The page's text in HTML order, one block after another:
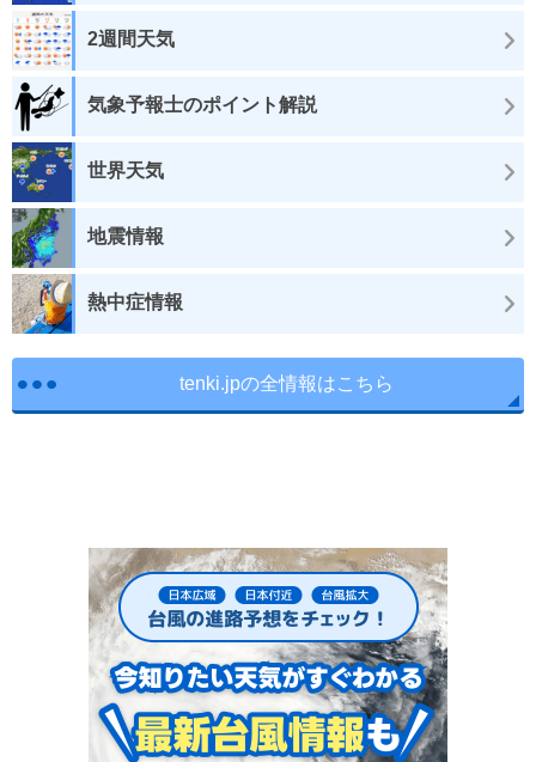
2週間天気
気象予報士のポイント解説
世界天気
地震情報
熱中症情報
tenki.jpの全情報はこちら